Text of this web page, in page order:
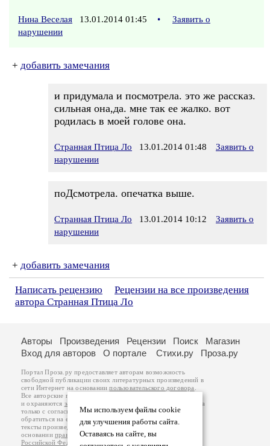
Нина Веселая 13.01.2014 01:45 •
Заявить о
нарушении
+ добавить замечания
и придумала и посмотрела. это же рассказ.
сильная она,да. мне так ее жалко. вот
родилась в моей голове она.
Странная Птица Ло 13.01.2014 01:48
Заявить о
нарушении
поДсмотрела. опечатка выше.
Странная Птица Ло 13.01.2014 10:12
Заявить о
нарушении
+ добавить замечания
Написать рецензию
Рецензии на все произведения
автора Странная Птица Ло
Мы используем файлы cookie
для улучшения работы сайта.
Оставаясь на сайте, вы
Авторы Произведения Рецензии Поиск
Магазин
Вход для авторов
О портале Стихи.ру Проза.ру
Портал Проза.ру предоставляет авторам возможность
свободной публикации своих литературных произведений в
сети Интернет на основаниипользовательского договора
Все авторские права на произведения принадлежат авторам
и охраняются законом
. Перепечатка произведений возможна
только с согласия его автора, к которому вы можете
обратиться на его авторской странице. Ответственность за
тексты произведений авторы несут самостоятельно на
основанииправил публикацииизаконодательства
Российской Федерации